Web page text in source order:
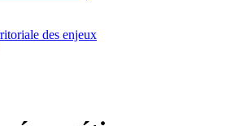
des enjeux